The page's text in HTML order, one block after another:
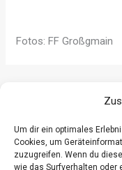
Um dir ein optimales
Cookies, um
zuzugreifen. Wenn du
wie das Surfverhalten oder
Fotos: FF Großgmain